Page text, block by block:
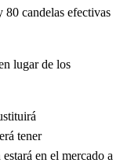
80 candelas efectivas
lugar de los
tener
en el mercado a